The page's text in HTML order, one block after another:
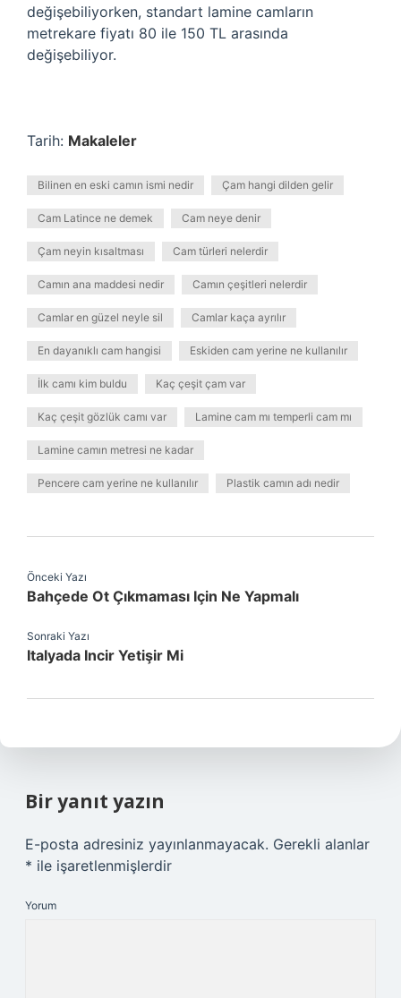
değişebiliyorken, standart lamine camların
metrekare fiyatı 80 ile 150 TL arasında
değişebiliyor.
Tarih: Makaleler
Bilinen en eski camın ismi nedir Çam hangi dilden gelir
Cam Latince ne demek Cam neye denir
Çam neyin kısaltması Cam türleri nelerdir
Camın ana maddesi nedir Camın çeşitleri nelerdir
Camlar en güzel neyle sil Camlar kaça ayrılır
En dayanıklı cam hangisi Eskiden cam yerine ne kullanılır
İlk camı kim buldu Kaç çeşit çam var
Kaç çeşit gözlük camı var Lamine cam mı temperli cam mı
Lamine camın metresi ne kadar
Pencere cam yerine ne kullanılır Plastik camın adı nedir
Önceki Yazı
Bahçede Ot Çıkmaması Için Ne Yapmalı
Sonraki Yazı
Italyada Incir Yetişir Mi
Bir yanıt yazın
E-posta adresiniz yayınlanmayacak. Gerekli alanlar
* ile işaretlenmişlerdir
Yorum